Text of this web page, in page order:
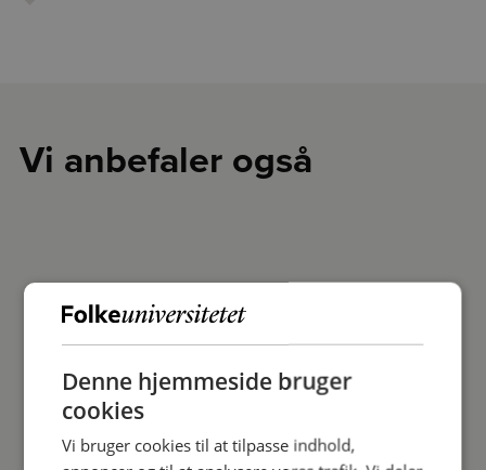
Vi anbefaler også
Denne hjemmeside bruger
cookies
Vi bruger cookies til at tilpasse indhold,